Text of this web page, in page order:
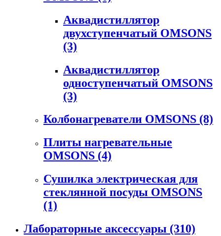
Аквадистиллятор
двухступенчатый OMSONS
(3)
Аквадистиллятор
одноступенчатый OMSONS
(3)
Колбонагреватели OMSONS (8)
Плиты нагревательные
OMSONS (4)
Сушилка электрическая для
стеклянной посуды OMSONS
(1)
Лабораторные аксессуары (310)